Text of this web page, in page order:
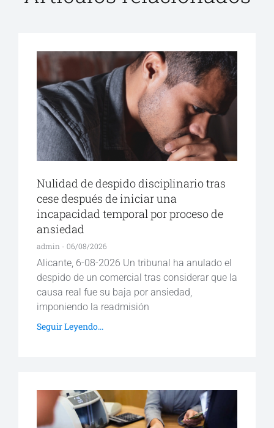
Nulidad de despido disciplinario tras
cese después de iniciar una
incapacidad temporal por proceso de
ansiedad
admin 06/08/2026
Alicante, 6-08-2026 Un tribunal ha anulado el
despido de un comercial tras considerar que la
causa real fue su baja por ansiedad,
imponiendo la readmisión
Seguir Leyendo...